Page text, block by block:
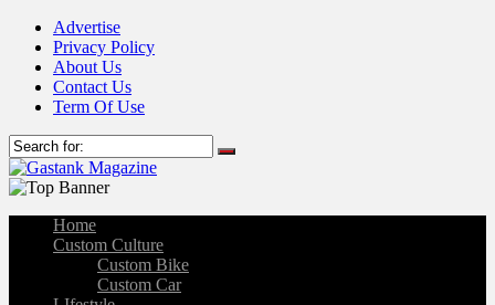
Advertise
Privacy Policy
About Us
Contact Us
Term Of Use
Home
Custom Culture
Custom Bike
Custom Car